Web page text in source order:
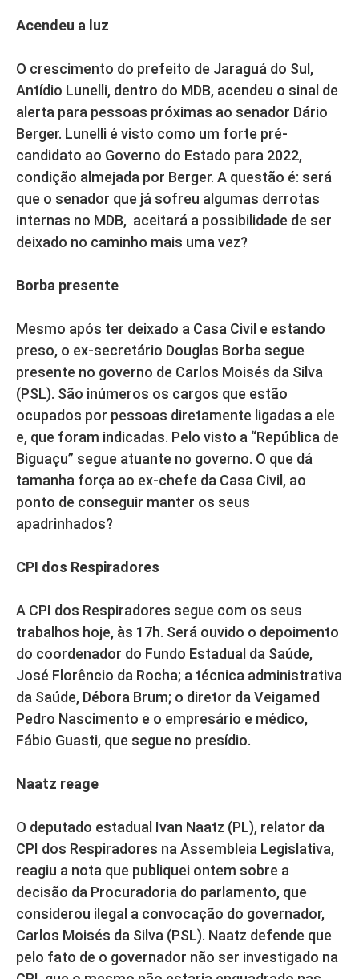
Acendeu a luz
O crescimento do prefeito de Jaraguá do Sul,
Antídio Lunelli, dentro do MDB, acendeu o sinal de
alerta para pessoas próximas ao senador Dário
Berger. Lunelli é visto como um forte pré-
candidato ao Governo do Estado para 2022,
condição almejada por Berger. A questão é: será
que o senador que já sofreu algumas derrotas
internas no MDB, aceitará a possibilidade de ser
deixado no caminho mais uma vez?
Borba presente
Mesmo após ter deixado a Casa Civil e estando
preso, o ex-secretário Douglas Borba segue
presente no governo de Carlos Moisés da Silva
(PSL). São inúmeros os cargos que estão
ocupados por pessoas diretamente ligadas a ele
e, que foram indicadas. Pelo visto a “República de
Biguaçu” segue atuante no governo. O que dá
tamanha força ao ex-chefe da Casa Civil, ao
ponto de conseguir manter os seus
apadrinhados?
CPI dos Respiradores
A CPI dos Respiradores segue com os seus
trabalhos hoje, às 17h. Será ouvido o depoimento
do coordenador do Fundo Estadual da Saúde,
José Florêncio da Rocha; a técnica administrativa
da Saúde, Débora Brum; o diretor da Veigamed
Pedro Nascimento e o empresário e médico,
Fábio Guasti, que segue no presídio.
Naatz reage
O deputado estadual Ivan Naatz (PL), relator da
CPI dos Respiradores na Assembleia Legislativa,
reagiu a nota que publiquei ontem sobre a
decisão da Procuradoria do parlamento, que
considerou ilegal a convocação do governador,
Carlos Moisés da Silva (PSL). Naatz defende que
pelo fato de o governador não ser investigado na